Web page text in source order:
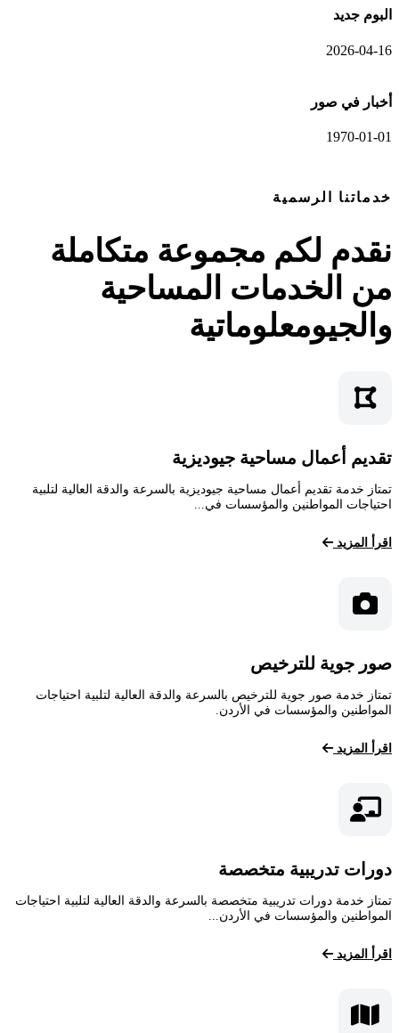
البوم جديد
2026-04-16
أخبار في صور
1970-01-01
خدماتنا الرسمية
نقدم لكم مجموعة متكاملة
من الخدمات المساحية
والجيومعلوماتية
تقديم أعمال مساحية جيوديزية
تمتاز خدمة تقديم أعمال مساحية جيوديزية بالسرعة والدقة العالية لتلبية
احتياجات المواطنين والمؤسسات في...
اقرأ المزيد
صور جوية للترخيص
تمتاز خدمة صور جوية للترخيص بالسرعة والدقة العالية لتلبية احتياجات
المواطنين والمؤسسات في الأردن.
اقرأ المزيد
دورات تدريبية متخصصة
تمتاز خدمة دورات تدريبية متخصصة بالسرعة والدقة العالية لتلبية احتياجات
المواطنين والمؤسسات في الأردن...
اقرأ المزيد